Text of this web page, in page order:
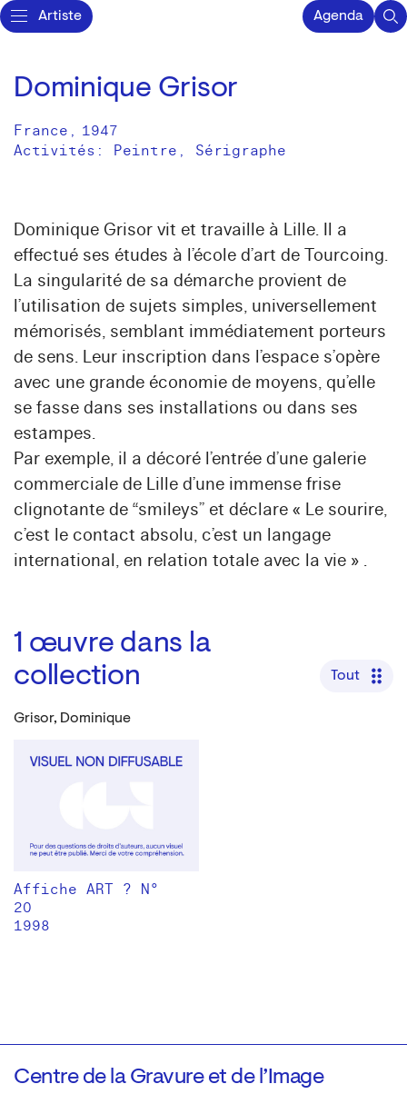
Artiste Agenda
Dominique Grisor
France , 1947
Activités: Peintre Sérigraphe
Dominique Grisor vit et travaille à Lille. Il a
effectué ses études à l’école d’art de Tourcoing.
La singularité de sa démarche provient de
l’utilisation de sujets simples, universellement
mémorisés, semblant immédiatement porteurs
de sens. Leur inscription dans l’espace s’opère
avec une grande économie de moyens, qu’elle
se fasse dans ses installations ou dans ses
estampes.
Par exemple, il a décoré l’entrée d’une galerie
commerciale de Lille d’une immense frise
clignotante de “smileys” et déclare « Le sourire,
c’est le contact absolu, c’est un langage
international, en relation totale avec la vie » .
1 œuvre dans la
collection
Tout
Grisor, Dominique
Affiche ART ? N°
20
1998
Centre de la Gravure et de l’Image